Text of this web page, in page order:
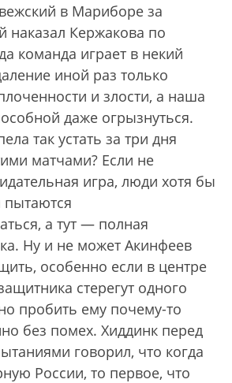
в Мариборе за
наказал Кержакова по
команда играет в некий
иной раз только
и злости, а наша
даже огрызнуться.
так устать за три дня
матчами? Если не
игра, люди хотя бы
а тут — полная
Ну и не может Акинфеев
особенно если в центре
стерегут одного
пробить ему почему-то
без помех. Хиддинк перед
говорил, что когда
России, то первое, что